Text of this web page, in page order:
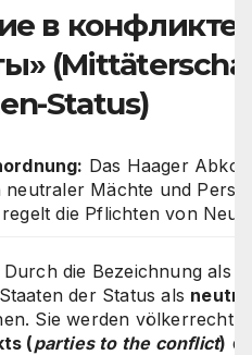
в
Status)
Das Haager
Mächte und
die Pflichten von
Durch die Bezeichnung als
der Status als
Sie werden
(parties to the conflict)